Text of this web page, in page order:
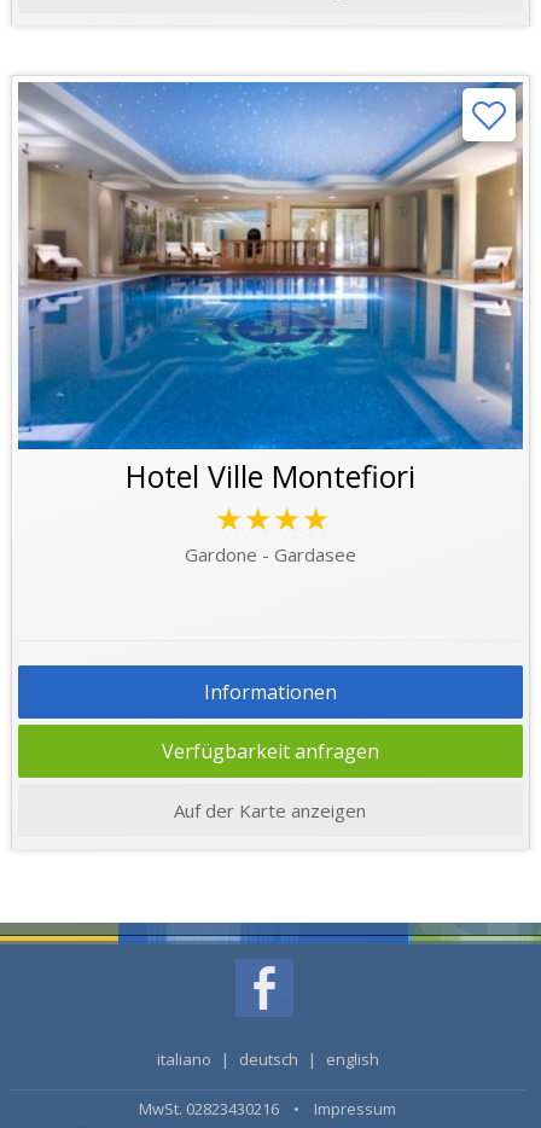
Hotel Ville Montefiori
★★★★
Gardone - Gardasee
Informationen
Verfügbarkeit anfragen
Auf der Karte anzeigen
italiano | deutsch | english
MwSt. 02823430216 • Impressum